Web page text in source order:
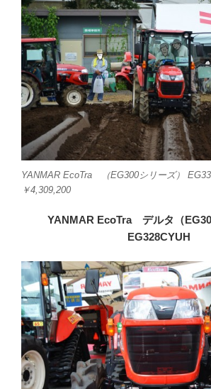
YANMAR EcoTra （EG300シリーズ）
￥4,309,200
YANMAR EcoTra デルタ（
EG328CYUH